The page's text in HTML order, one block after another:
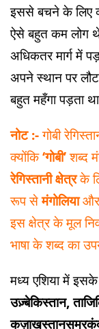
इससे बचने के लिए
ऐसे बहुत कम लोग थे
अधिकतर मार्ग में
अपने स्थान पर
बहुत महँगा पड़ता
नोट :-गोबी
क्योंकि‘गोबी’शब्द
रेगिस्तानी क्षेत्रके
रूप सेमंगोलिया
इस क्षेत्र के मूल
भाषा के शब्द का
मध्य एशिया में
उज़्बेकिस्तान,